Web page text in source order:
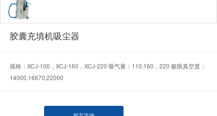
胶囊充填机吸尘器
规格：XCJ-100，XCJ-160，XCJ-220 吸气量：110,160，220 极限真空度：
14000,16670,22000